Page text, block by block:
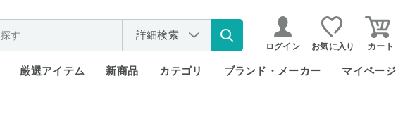
詳細検索
ログイン お気に入り カート
厳選アイテム 新商品 カテゴリ ブランド・メーカー マイページ